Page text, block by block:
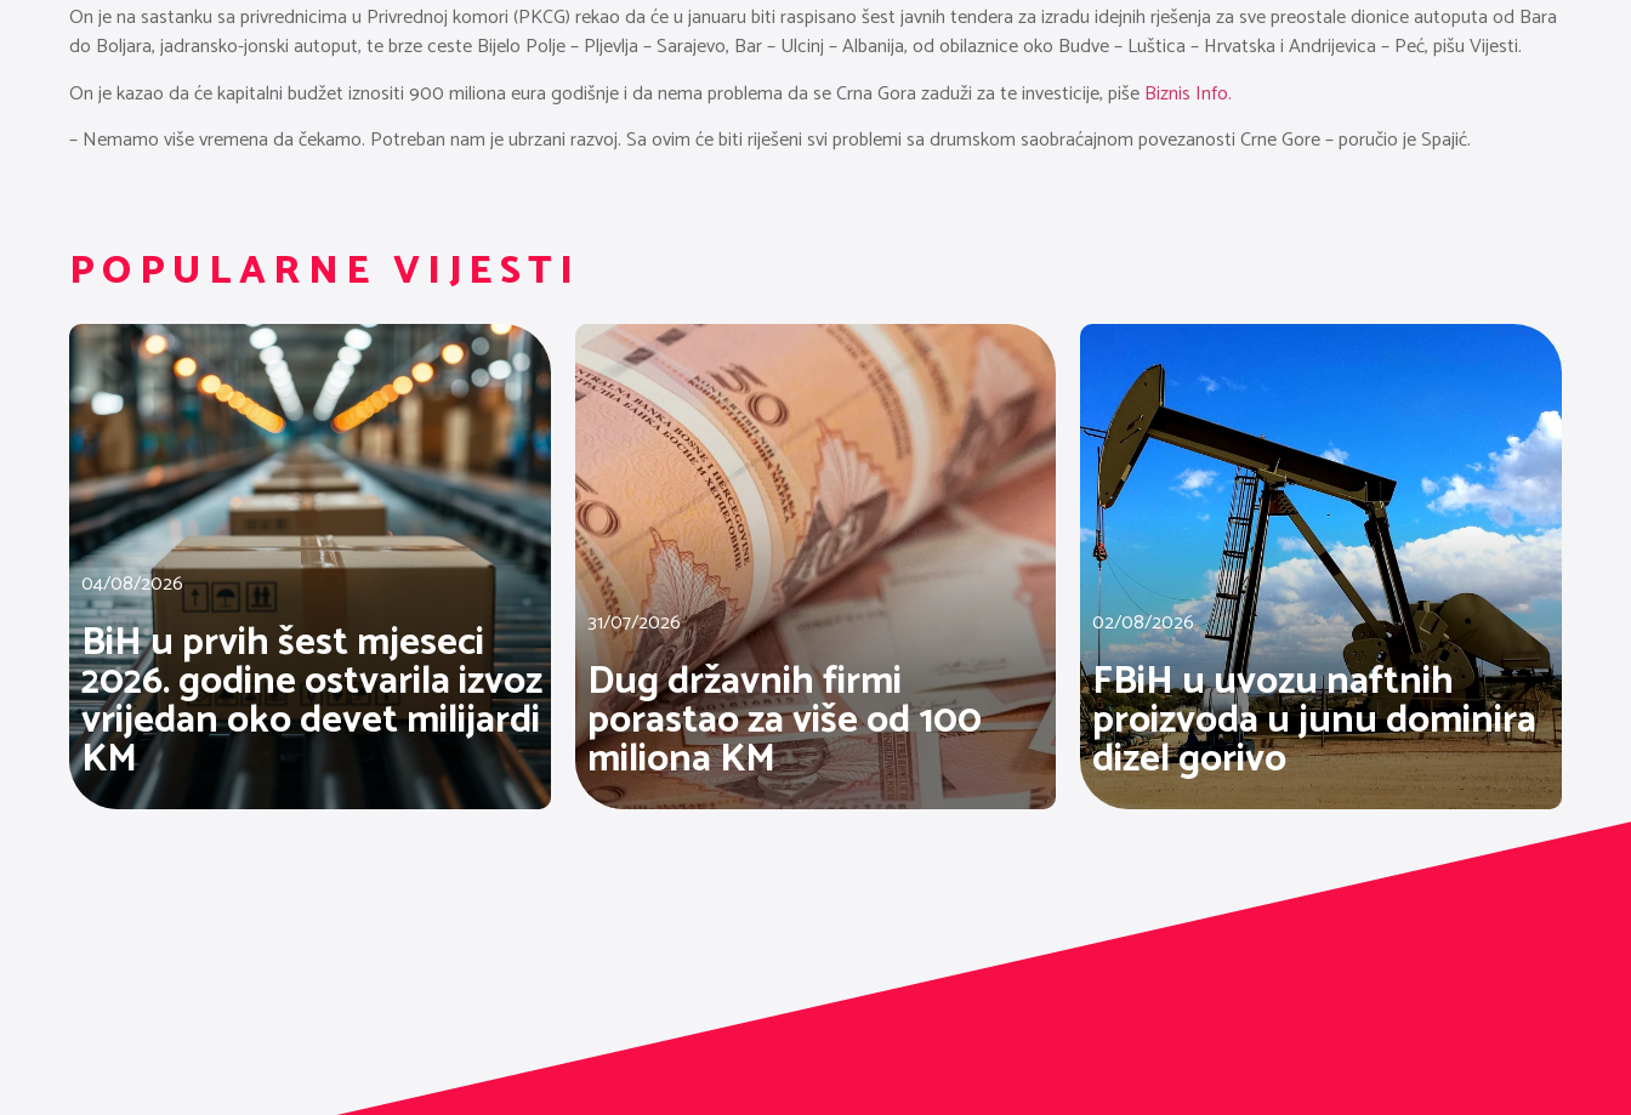
On je na sastanku sa privrednicima u Privrednoj komori (PKCG) rekao da će u januaru biti raspisano šest javnih tendera za izradu idejnih rješenja za sve preostale dionice autoputa od Bara
do Boljara, jadransko-jonski autoput, te brze ceste Bijelo Polje – Pljevlja – Sarajevo, Bar – Ulcinj – Albanija, od obilaznice oko Budve – Luštica – Hrvatska i Andrijevica – Peć, pišu Vijesti.
On je kazao da će kapitalni budžet iznositi 900 miliona eura godišnje i da nema problema da se Crna Gora zaduži za te investicije, pišeBiznis Info.
– Nemamo više vremena da čekamo. Potreban nam je ubrzani razvoj. Sa ovim će biti riješeni svi problemi sa drumskom saobraćajnom povezanosti Crne Gore – poručio je Spajić.
POPULARNE VIJESTI
04/08/2026
BiH u prvih šest mjeseci
2026. godine ostvarila izvoz
vrijedan oko devet milijardi
KM
31/07/2026
Dug državnih firmi
porastao za više od 100
miliona KM
02/08/2026
FBiH u uvozu naftnih
proizvoda u junu dominira
dizel gorivo